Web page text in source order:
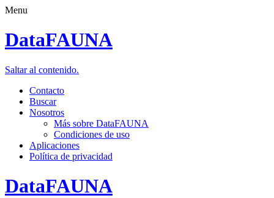
Menu
DataFAUNA
Saltar al contenido.
Contacto
Buscar
Nosotros
Más sobre DataFAUNA
Condiciones de uso
Aplicaciones
Política de privacidad
DataFAUNA